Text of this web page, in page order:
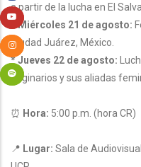
a partir de la lucha en El
* Miércoles 21 de agosto:
Ciudad Juárez, México.
* Jueves 22 de agosto:
originarios y sus aliadas
⏰ Hora: 5:00 p.m. (hora CR)
📍 Lugar: Sala de